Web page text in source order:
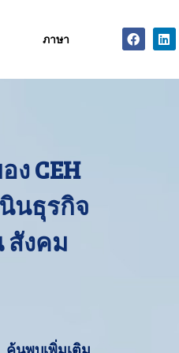
ภาษา
ง CEH
นธุรกิจ
สังคม
ค้นพบเพิ่มเติม